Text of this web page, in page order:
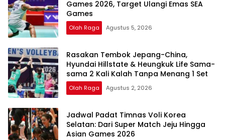
Games 2026, Target Ulangi Emas SEA
Games
Olah Raga Agustus 5, 2026
Rasakan Tembok Jepang-China,
Hyundai Hillstate & Heungkuk Life Sama-
sama 2 Kali Kalah Tanpa Menang 1 Set
Olah Raga Agustus 2, 2026
Jadwal Padat Timnas Voli Korea
Selatan: Dari Super Match Jeju Hingga
Asian Games 2026